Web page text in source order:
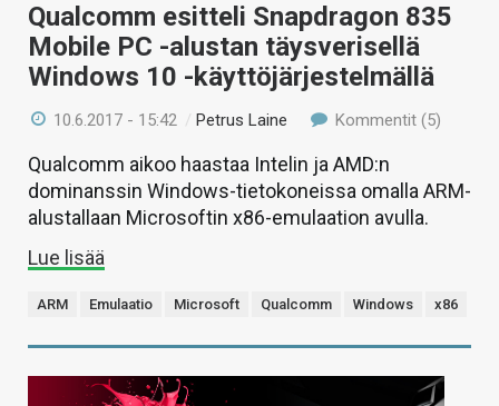
Qualcomm esitteli Snapdragon 835
Mobile PC -alustan täysverisellä
Windows 10 -käyttöjärjestelmällä
10.6.2017 - 15:42 / Petrus Laine Kommentit (5)
Qualcomm aikoo haastaa Intelin ja AMD:n
dominanssin Windows-tietokoneissa omalla ARM-
alustallaan Microsoftin x86-emulaation avulla.
Lue lisää
ARM Emulaatio Microsoft Qualcomm Windows x86